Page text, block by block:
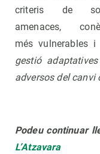
criteris de
amenaces,
més vulnerables
gestió
adversos del canvi
Podeu continuar
L’Atzavara